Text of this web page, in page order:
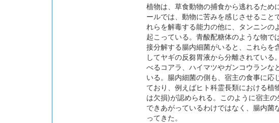
植物は、草食動物の捕食から逃れるため
ールでは、動物に苦みを感じさせるこ
れらを解毒する能力の他に、タンニン
起こっている。青酸配糖体のような物
接分解する腸内細菌がいると、これらを
してヤギの反芻胃液から分離されてい
べるコアラ、ハイマツやガンコウラン
いる。腸内細菌の側も、宿主の食事に
ており、例えばヒト科霊長類における
は欠損)が認められる。このように宿主
できあがっているわけではなく、腸内
ってきた。